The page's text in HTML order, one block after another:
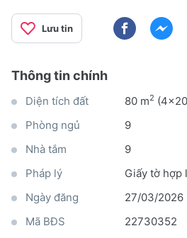
Lưu tin
Thông tin chính
Diện tích đất 80 m2
Phòng ngủ
9
Nhà tắm
9
Pháp lý
Giấy tờ hợp
Ngày đăng
27/03/2026
Mã BĐS
22730352